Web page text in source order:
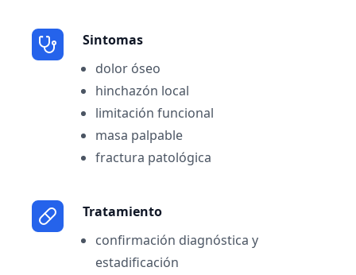
Sintomas
dolor óseo
hinchazón local
limitación funcional
masa palpable
fractura patológica
Tratamiento
confirmación diagnóstica y
estadificación